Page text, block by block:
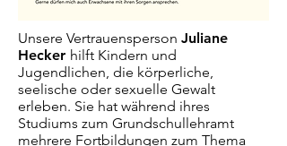
Unsere Vertrauensperson Juliane
Hecker hilft Kindern und
Jugendlichen, die körperliche,
seelische oder sexuelle Gewalt
erleben. Sie hat während ihres
Studiums zum Grundschullehramt
mehrere Fortbildungen zum Thema